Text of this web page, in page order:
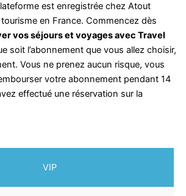
est enregistrée chez Atout
tourisme en France. Commencez dès
vos séjours et voyages avec Travel
soit l’abonnement que vous allez choisir,
Vous ne prenez aucun risque, vous
votre abonnement pendant 14
effectué une réservation sur la
VIP